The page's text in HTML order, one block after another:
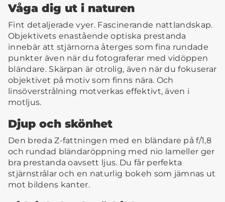
Våga dig ut i naturen
Fint detaljerade vyer. Fascinerande nattlandskap.
Objektivets enastående optiska prestanda
innebär att stjärnorna återges som fina rundade
punkter även när du fotograferar med vidöppen
bländare. Skärpan är otrolig, även när du fokuserar
objektivet på motiv som finns nära. Och
linsöverstrålning motverkas effektivt, även i
motljus.
Djup och skönhet
Den breda Z-fattningen med en bländare på f/1,8
och rundad bländaröppning med nio lameller ger
bra prestanda oavsett ljus. Du får perfekta
stjärnstrålar och en naturlig bokeh som jämnas ut
mot bildens kanter.